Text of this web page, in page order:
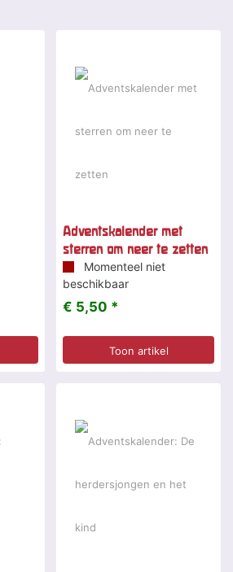
Adventskalender met
sterren om neer te zetten
Momenteel niet
beschikbaar
€ 5,50 *
Toon artikel